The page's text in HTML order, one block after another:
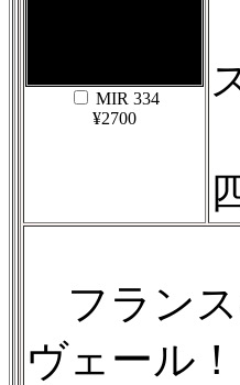
MIR 334
¥2700
フランス
ヴェール！